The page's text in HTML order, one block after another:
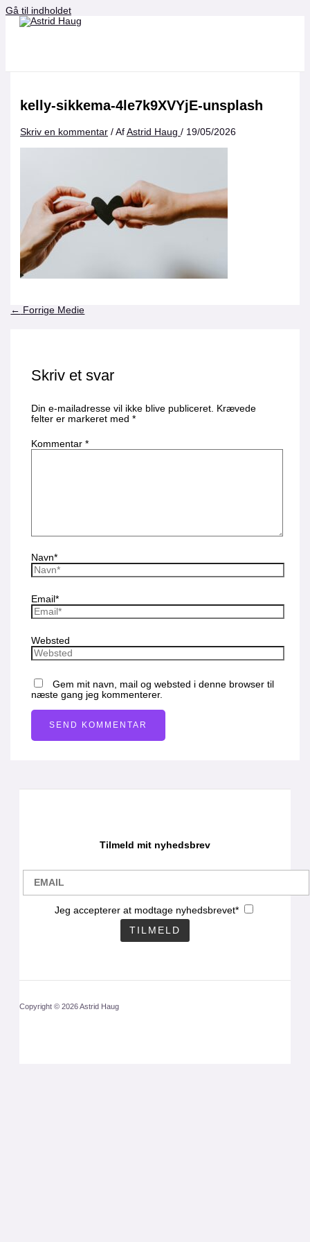
Gå til indholdet
kelly-sikkema-4le7k9XVYjE-unsplash
Skriv en kommentar / AfAstrid Haug/ 19/05/2026
← Forrige Medie
Skriv et svar
Din e-mailadresse vil ikke blive publiceret. Krævede
felter er markeret med *
Kommentar *
Navn*
Email*
Websted
Gem mit navn, mail og websted i denne browser til
næste gang jeg kommenterer.
Tilmeld mit nyhedsbrev
Jeg accepterer at modtage nyhedsbrevet*
Copyright © 2026 Astrid Haug